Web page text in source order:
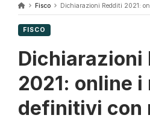
Fisco Dichiarazioni Redditi 2021:
FISCO
Dichiarazioni
2021: online i
definitivi con